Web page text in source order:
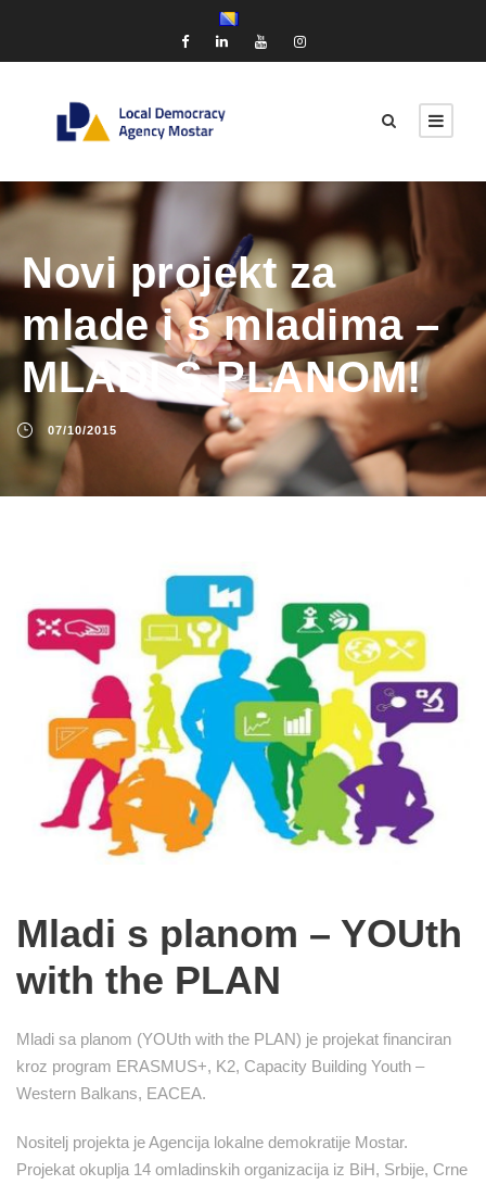
Novi projekt za
mlade i s mladima –
MLADI S PLANOM!
07/10/2015
Mladi s planom – YOUth
with the PLAN
Mladi sa planom (YOUth with the PLAN) je projekat financiran
kroz program ERASMUS+, K2, Capacity Building Youth –
Western Balkans, EACEA.
Nositelj projekta je Agencija lokalne demokratije Mostar.
Projekat okuplja 14 omladinskih organizacija iz BiH, Srbije, Crne